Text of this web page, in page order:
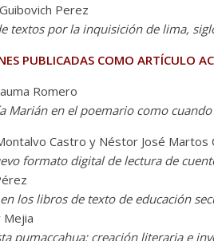
Perez
textos por la inquisición de lima,
PUBLICADAS COMO ARTÍCULO
Romero
Marián en el poemario como cuando
Castro y Néstor José Martos
formato digital de lectura de
los libros de texto de educación
Mejia
pumaccahua: creación literaria e